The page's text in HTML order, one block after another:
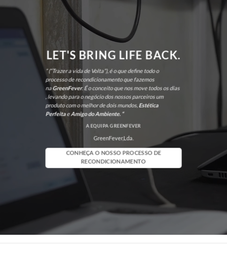
LET'S BRING LIFE BACK.
” (“Trazer a vida de Volta”), é o que define todo o
processo de recondicionamento que fazemos
naGreenFever. É o conceito que nos move todos os dias
, levando para o negócio dos nossos parceiros um
produto com o melhor de dois mundos, Estética
PerfeitaeAmigo do Ambiente. “
A EQUIPA GREENFEVER
GreenFever,Lda.
CONHEÇA O NOSSO PROCESSO DE
RECONDICIONAMENTO